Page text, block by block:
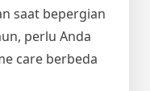
saat bepergian
perlu Anda
care berbeda